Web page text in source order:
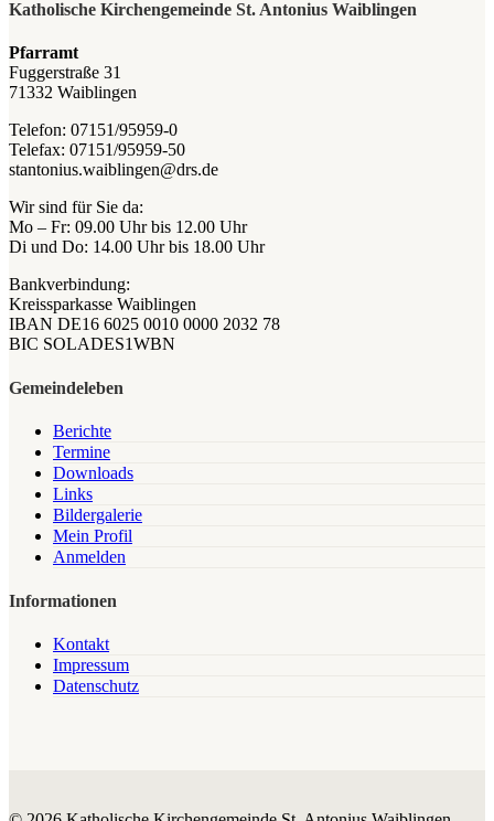
Katholische Kirchengemeinde St. Antonius Waiblingen
Pfarramt
Fuggerstraße 31
71332 Waiblingen
Telefon: 07151/95959-0
Telefax: 07151/95959-50
stantonius.waiblingen@drs.de
Wir sind für Sie da:
Mo – Fr: 09.00 Uhr bis 12.00 Uhr
Di und Do: 14.00 Uhr bis 18.00 Uhr
Bankverbindung:
Kreissparkasse Waiblingen
IBAN DE16 6025 0010 0000 2032 78
BIC SOLADES1WBN
Gemeindeleben
Berichte
Termine
Downloads
Links
Bildergalerie
Mein Profil
Anmelden
Informationen
Kontakt
Impressum
Datenschutz